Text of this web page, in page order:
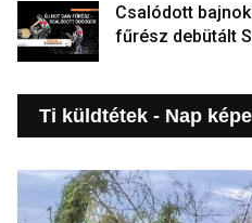
Csalódott
fűrész debütált
Ti küldtétek - Nap képe